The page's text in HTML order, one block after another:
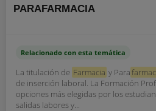
PARAFARMACIA
Relacionado con esta temática
La titulación de Farmacia y Para
de inserción laboral. La Formación
opciones más elegidas por los
salidas labores y...